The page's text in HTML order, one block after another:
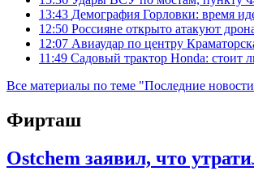
13:43 Демография Горловки: время
12:50 Россияне открыто атакуют
12:07 Авиаудар по центру
11:49 Садовый трактор Honda: стоит
Все материалы по теме "Последние
Фирташ
Ostchem заявил, что